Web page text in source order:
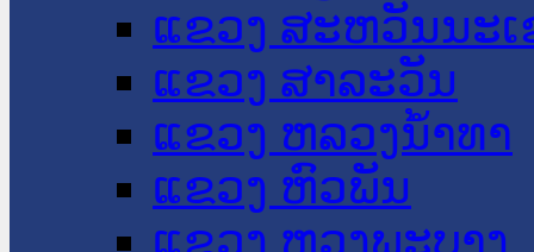
ແຂວງ ສະຫວັນນະ
ແຂວງ ສາລະວັນ
ແຂວງ ຫລວງນໍ້າທາ
ແຂວງ ຫົວພັນ
ແຂວງ ຫຼວງພະບາງ